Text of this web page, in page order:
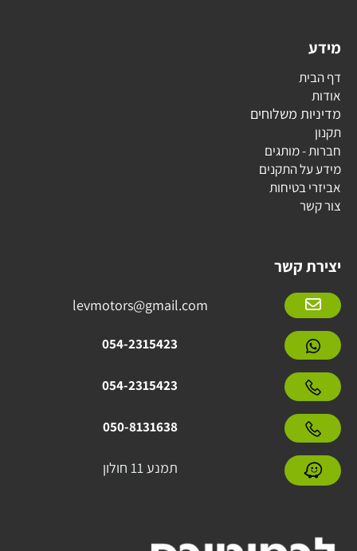
מידע
דף הבית
אודות
מדיניות משלוחים
תקנון
חברות - מותגים
מידע על התקנים
אביזרי בטיחות
צור קשר
יצירת קשר
levmotors@gmail.com
054-2315423
054-2315423
050-8131638
תמנע 11 חולון